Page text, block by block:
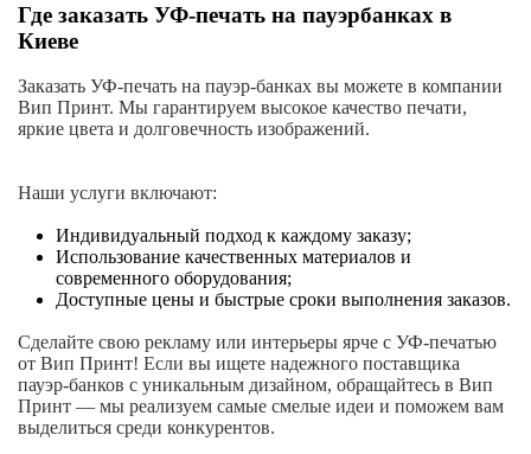
Где заказать УФ-печать на пауэрбанках в
Киеве
Заказать УФ-печать на пауэр-банках вы можете в компании
Вип Принт. Мы гарантируем высокое качество печати,
яркие цвета и долговечность изображений.
Наши услуги включают:
Индивидуальный подход к каждому заказу;
Использование качественных материалов и
современного оборудования;
Доступные цены и быстрые сроки выполнения заказов.
Сделайте свою рекламу или интерьеры ярче с УФ-печатью
от Вип Принт! Если вы ищете надежного поставщика
пауэр-банков с уникальным дизайном, обращайтесь в Вип
Принт — мы реализуем самые смелые идеи и поможем вам
выделиться среди конкурентов.